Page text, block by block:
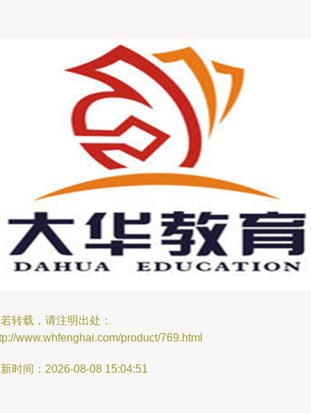
转载，请注明出处：
www.whfenghai.com/product/769.html
时间：2026-08-08 15:04:51